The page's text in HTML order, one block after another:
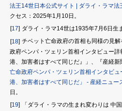
法王14世日本公式サイト | ダライ・ラマ法
クセス：2025年1月10日。
17
ダライ・ラマ14世は1935年7月6日生
18 チベット亡命政府の首相も同様の見
政府ペンパ・ツェリン首相インタビュー
港、加害者はすべて同じだ』」、『産経新
亡命政府ペンパ・ツェリン首相インタビ
港、加害者はすべて同じだ」 - 産経ニュー
日。
19
「ダライ・ラマの生まれ変わりは 中